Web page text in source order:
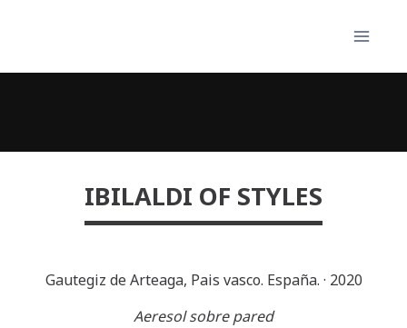
IBILALDI OF STYLES
Gautegiz de Arteaga, Pais vasco. España. · 2020
Aeresol sobre pared